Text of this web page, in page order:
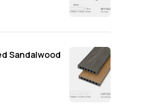
Sandalwood